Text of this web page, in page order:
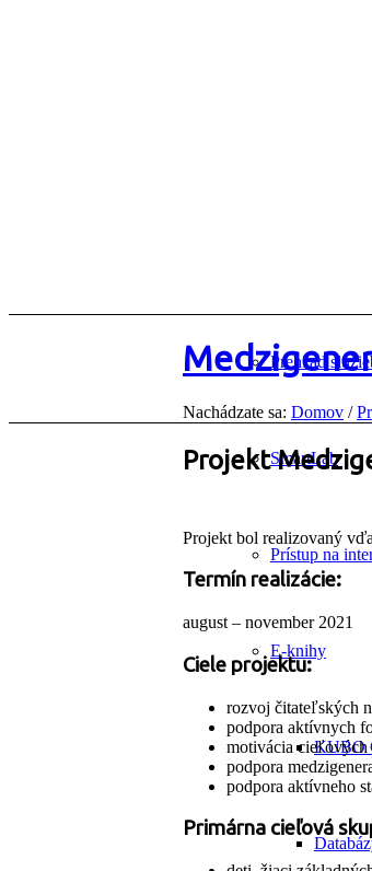
Prehľad
SmartLab
Prístup na
E-knihy
KUBO
Nachádzate sa: Domov /
Projekt
Projekt bol realizovaný
Termín realizácie:
august – november 2021
Ciele projektu:
rozvoj čitateľských
podpora aktívnych
motivácia cieľových
podpora
podpora aktívneho
Primárna cieľová